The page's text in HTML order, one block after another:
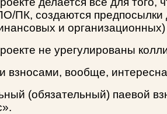
ПК, создаются
и
не урегулированы
взносами, вообще,
(обязательный) паевой